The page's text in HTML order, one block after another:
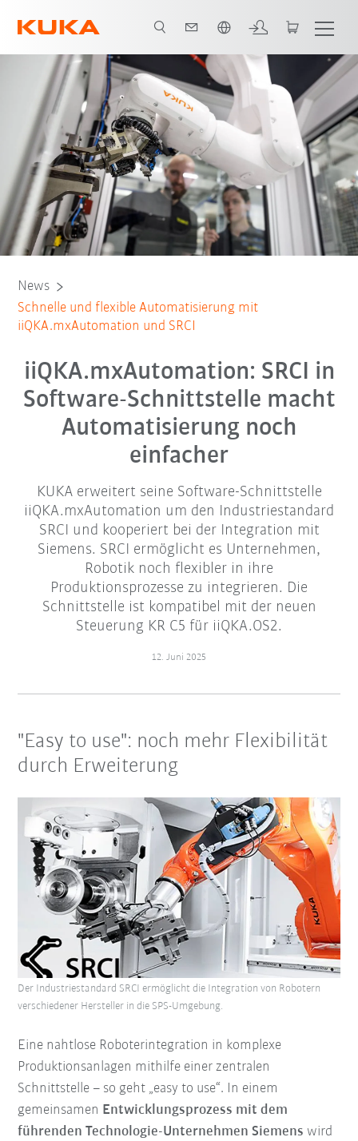
News
Schnelle und flexible Automatisierung mit
iiQKA.mxAutomation und SRCI
iiQKA.mxAutomation: SRCI in
Software-Schnittstelle macht
Automatisierung noch
einfacher
KUKA erweitert seine Software-Schnittstelle
iiQKA.mxAutomation um den Industriestandard
SRCI und kooperiert bei der Integration mit
Siemens. SRCI ermöglicht es Unternehmen,
Robotik noch flexibler in ihre
Produktionsprozesse zu integrieren. Die
Schnittstelle ist kompatibel mit der neuen
Steuerung KR C5 für iiQKA.OS2.
12. Juni 2025
"Easy to use": noch mehr Flexibilität
durch Erweiterung
Eine nahtlose Roboterintegration in komplexe
Produktionsanlagen mithilfe einer zentralen
Schnittstelle – so geht „easy to use“. In einem
gemeinsamen Entwicklungsprozess mit dem
führenden Technologie-Unternehmen Siemens wird
Der Industriestandard SRCI ermöglicht die Integration von Robotern
verschiedener Hersteller in die SPS-Umgebung.